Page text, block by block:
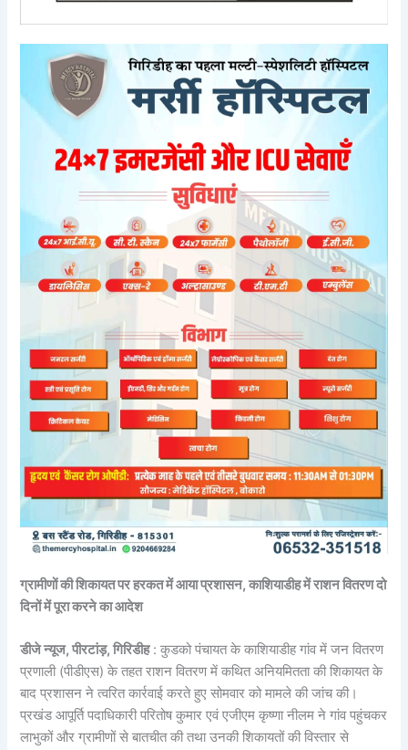
ग्रामीणों की शिकायत पर हरकत में आया प्रशासन, काशियाडीह में राशन वितरण दो
दिनों में पूरा करने का आदेश
डीजे न्यूज, पीरटांड़, गिरिडीह: कुडको पंचायत के काशियाडीह गांव में जन वितरण
प्रणाली (पीडीएस) के तहत राशन वितरण में कथित अनियमितता की शिकायत के
बाद प्रशासन ने त्वरित कार्रवाई करते हुए सोमवार को मामले की जांच की।
प्रखंड आपूर्ति पदाधिकारी परितोष कुमार एवं एजीएम कृष्णा नीलम ने गांव पहुंचकर
लाभुकों और ग्रामीणों से बातचीत की तथा उनकी शिकायतों की विस्तार से